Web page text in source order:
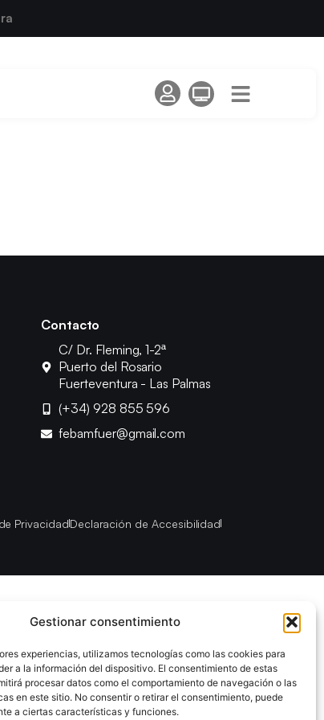
Gestionar consentimiento
experiencias, utilizamos tecnologías como las cookies para
a la información del dispositivo. El consentimiento de estas
procesar datos como el comportamiento de navegación o las
en este sitio. No consentir o retirar el consentimiento, puede
a ciertas características y funciones.
Contacto
C/ Dr. Fleming, 1-2ª
Puerto del Rosario
Fuerteventura - Las Palmas
(+34) 928 855 596
febamfuer@gmail.com
PrivacidadDeclaración de Accesibilidad